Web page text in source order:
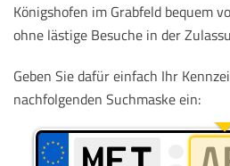
Königshofen im Grabfeld bequem
ohne lästige Besuche in der
Geben Sie dafür einfach Ihr
nachfolgenden Suchmaske ein: